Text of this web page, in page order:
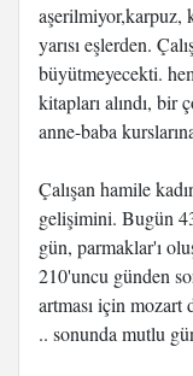
aşerilmiyor,karpuz,
yarısı eşlerden.
büyütmeyecekti.
kitapları alındı, bir
anne-baba
Çalışan hamile
gelişimini. Bugün
gün, parmaklar'ı
210'uncu günden
artması için mozart
.. sonunda mutlu